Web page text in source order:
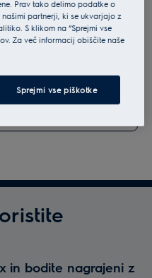
in bodite nagrajeni z
Prav tako delimo podatke o
partnerji, ki se ukvarjajo z
S klikom na “Sprejmi vse
Za več informacij obiščite naše
Sprejmi vse piškotke